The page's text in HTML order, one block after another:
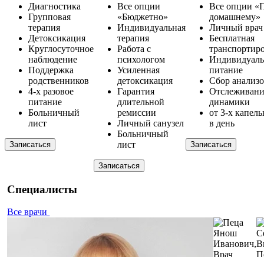
Диагностика
Групповая
терапия
Детоксикация
Круглосуточное
наблюдение
Поддержка
родственников
4-х разовое
питание
Больничный
лист
Записаться
Все опции
«Бюджетно»
Индивидуальная
терапия
Работа с
психологом
Усиленная
детоксикация
Гарантия
длительной
ремиссии
Личный санузел
Больничный
лист
Записаться
Все опции
домашнему»
Личный врач
Бесплатная
питание
Сбор
динамики
от 3-х
в день
Записаться
Специалисты
Все врачи